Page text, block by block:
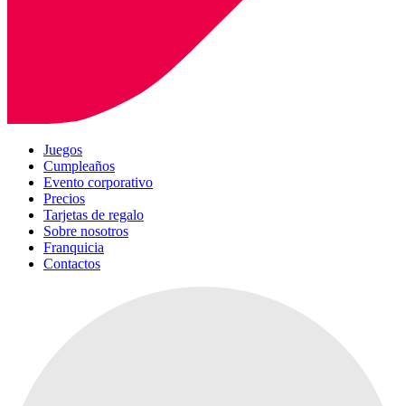
Juegos
Cumpleaños
Evento corporativo
Precios
Tarjetas de regalo
Sobre nosotros
Franquicia
Contactos